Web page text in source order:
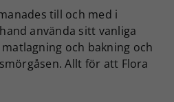
till och med i
använda sitt vanliga
och bakning och
Allt för att Flora